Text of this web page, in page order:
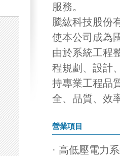
服務。
騰紘科技股份
使本公司成為
由於系統工程
程規劃、設計
持專業工程品
全、品質、效
營業項目
· 高低壓電力